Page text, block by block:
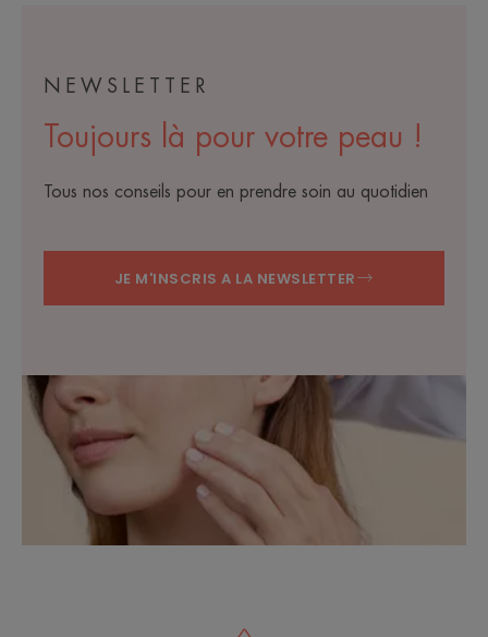
NEWSLETTER
Toujours là pour votre peau !
Tous nos conseils pour en prendre soin au quotidien
JE M'INSCRIS A LA NEWSLETTER